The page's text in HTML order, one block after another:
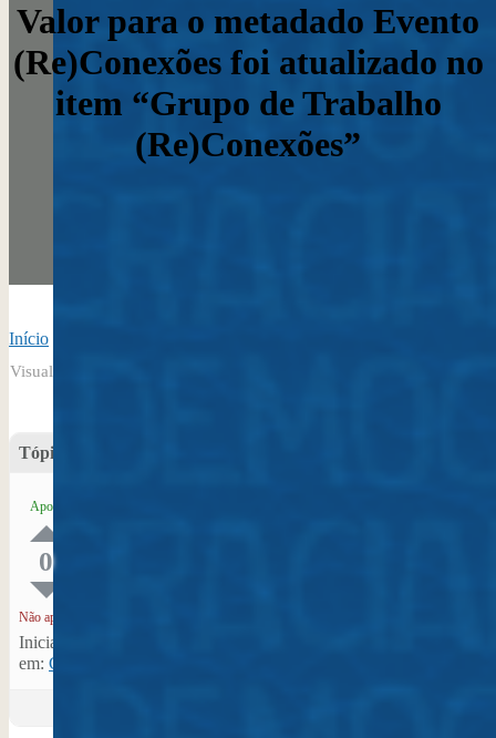
Valor para o metadado Evento
(Re)Conexões foi atualizado no
item “Grupo de Trabalho
(Re)Conexões”
Início
Visualizando tópico 1 (de 1 do total)
Tópico
Apoio
0
Não apoio
Iniciado por: RubieGusycle
em: Contribuições Virtuais no Plano Nacional Setorial de Museus